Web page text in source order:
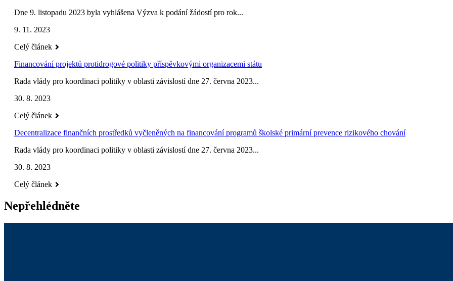
Dne 9. listopadu 2023 byla vyhlášena Výzva k podání žádostí pro rok...
9. 11. 2023
Celý článek
Financování projektů protidrogové politiky příspěvkovými organizacemi státu
Rada vlády pro koordinaci politiky v oblasti závislostí dne 27. června 2023...
30. 8. 2023
Celý článek
Decentralizace finančních prostředků vyčleněných na financování programů školské primární prevence rizikového chování
Rada vlády pro koordinaci politiky v oblasti závislostí dne 27. června 2023...
30. 8. 2023
Celý článek
Nepřehlédněte